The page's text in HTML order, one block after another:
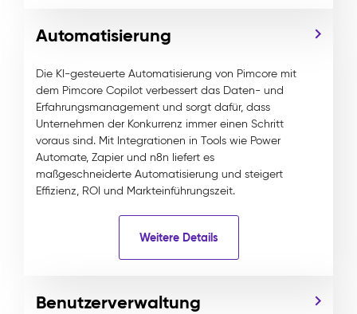
Automatisierung
Die KI-gesteuerte Automatisierung von Pimcore mit
dem Pimcore Copilot verbessert das Daten- und
Erfahrungsmanagement und sorgt dafür, dass
Unternehmen der Konkurrenz immer einen Schritt
voraus sind. Mit Integrationen in Tools wie Power
Automate, Zapier und n8n liefert es
maßgeschneiderte Automatisierung und steigert
Effizienz, ROI und Markteinführungszeit.
Weitere Details
Benutzerverwaltung